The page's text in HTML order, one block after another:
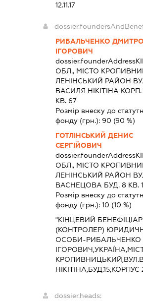
12.11.17
РИБАЛЬЧЕНКО ДМИТРО
ІГОРОВИЧ
dossier.founderAddress
ОБЛ., МІСТО
ЛЕНІНСЬКИЙ РАЙОН
ВАСИЛЯ НІКІТІНА КОРП.
КВ. 67
Розмір внеску до
фонду (грн.): 90 (90 %)
ГОТЛІНСЬКИЙ ДЕНИС
СЕРГІЙОВИЧ
dossier.founderAddress
ОБЛ., МІСТО
ЛЕНІНСЬКИЙ РАЙОН
ВАСНЕЦОВА БУД. 8 КВ.
Розмір внеску до
фонду (грн.):10 (10 %)
"КІНЦЕВИЙ
(КОНТРОЛЕР)
ОСОБИ-РИБАЛЬЧЕНКО
НІКІТІНА,БУД.15,КОРПУС
dossier.heads: